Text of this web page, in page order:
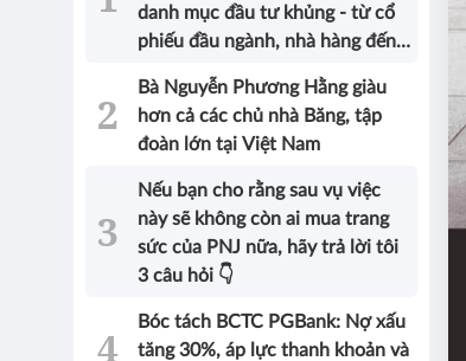
danh mục đầu tư khủng - từ cổ
phiếu đầu ngành, nhà hàng đến
được câu trả lời!
Bà Nguyễn Phương Hằng giàu
hơn cả các chủ nhà Băng, tập
đoàn lớn tại Việt Nam
Nếu bạn cho rằng sau vụ việc
này sẽ không còn ai mua trang
sức của PNJ nữa, hãy trả lời tôi
3 câu hỏi 👇
Bóc tách BCTC PGBank: Nợ xấu
tăng 30%, áp lực thanh khoản và